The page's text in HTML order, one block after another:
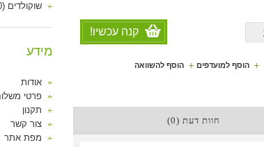
קנה עכשיו!
הוסף למועדפים הוסף להשוואה
חוות דעת (0)
שוקולדים (0)
מידע
אודות
פרטי
תקנון
צור קשר
מפת אתר